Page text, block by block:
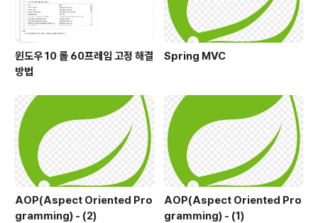
윈도우 10 롤 60프레임 고정 해결
방법
Spring MVC
AOP(Aspect Oriented Pro
gramming) - (2)
AOP(Aspect Oriented Pro
gramming) - (1)